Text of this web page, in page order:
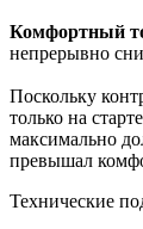
Комфортный
непрерывно
Поскольку
только на
максимально
превышал
Технические